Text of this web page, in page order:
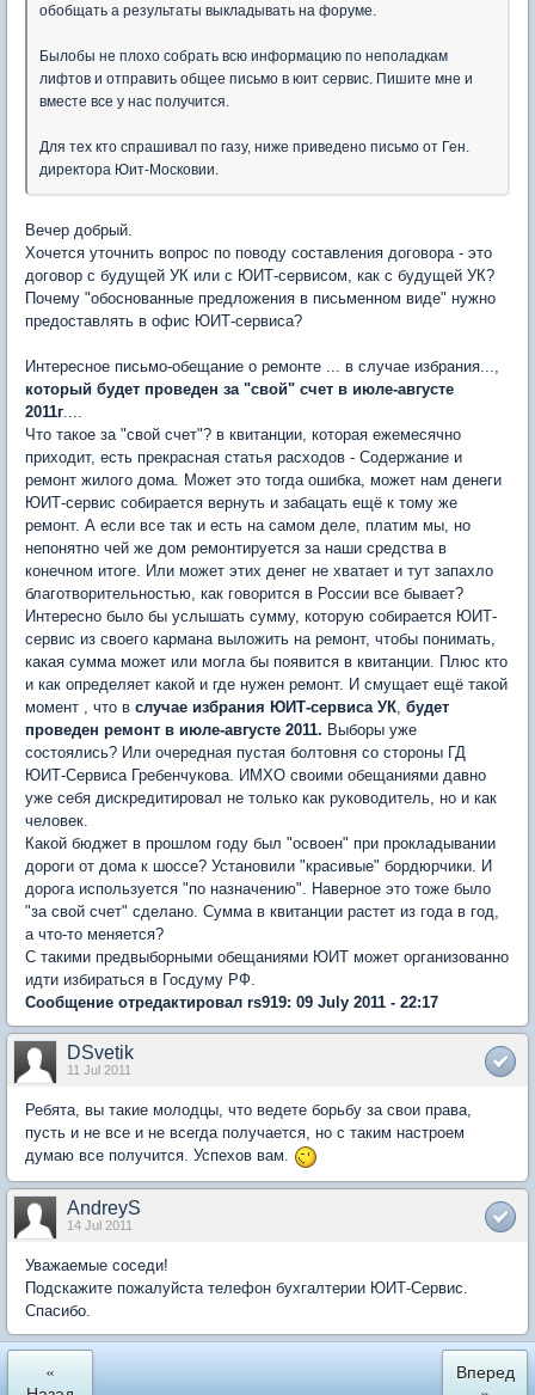
обобщать а результаты выкладывать на форуме.
Былобы не плохо собрать всю информацию по неполадкам
лифтов и отправить общее письмо в юит сервис. Пишите мне и
вместе все у нас получится.
Для тех кто спрашивал по газу, ниже приведено письмо от Ген.
директора Юит-Московии.
Вечер добрый.
Хочется уточнить вопрос по поводу составления договора - это
договор с будущей УК или с ЮИТ-сервисом, как с будущей УК?
Почему "обоснованные предложения в письменном виде" нужно
предоставлять в офис ЮИТ-сервиса?
Интересное письмо-обещание о ремонте ... в случае избрания...,
который будет проведен за "свой" счет в июле-августе
2011г....
Что такое за "свой счет"? в квитанции, которая ежемесячно
приходит, есть прекрасная статья расходов - Содержание и
ремонт жилого дома. Может это тогда ошибка, может нам денеги
ЮИТ-сервис собирается вернуть и забацать ещё к тому же
ремонт. А если все так и есть на самом деле, платим мы, но
непонятно чей же дом ремонтируется за наши средства в
конечном итоге. Или может этих денег не хватает и тут запахло
благотворительностью, как говорится в России все бывает?
Интересно было бы услышать сумму, которую собирается ЮИТ-
сервис из своего кармана выложить на ремонт, чтобы понимать,
какая сумма может или могла бы появится в квитанции. Плюс кто
и как определяет какой и где нужен ремонт. И смущает ещё такой
момент , что в случае избрания ЮИТ-сервиса УК, будет
проведен ремонт в июле-августе 2011. Выборы уже
состоялись? Или очередная пустая болтовня со стороны ГД
ЮИТ-Сервиса Гребенчукова. ИМХО своими обещаниями давно
уже себя дискредитировал не только как руководитель, но и как
человек.
Какой бюджет в прошлом году был "освоен" при прокладывании
дороги от дома к шоссе? Установили "красивые" бордюрчики. И
дорога используется "по назначению". Наверное это тоже было
"за свой счет" сделано. Сумма в квитанции растет из года в год,
а что-то меняется?
С такими предвыборными обещаниями ЮИТ может организованно
идти избираться в Госдуму РФ.
Сообщение отредактировал rs919: 09 July 2011 - 22:17
DSvetik
11 Jul 2011
Ребята, вы такие молодцы, что ведете борьбу за свои права,
пусть и не все и не всегда получается, но с таким настроем
думаю все получится. Успехов вам.
AndreyS
14 Jul 2011
Уважаемые соседи!
Подскажите пожалуйста телефон бухгалтерии ЮИТ-Сервис.
Спасибо.
«
Вперед